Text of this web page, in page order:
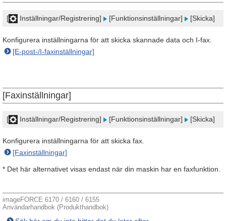
[ Inställningar/Registrering] [Funktionsinställningar] [Skicka]
Konfigurera inställningarna för att skicka skannade data och I-fax.
[E-post-/I-faxinställningar]
[Faxinställningar]
[ Inställningar/Registrering] [Funktionsinställningar] [Skicka]
Konfigurera inställningarna för att skicka fax.
[Faxinställningar]
* Det här alternativet visas endast när din maskin har en faxfunktion.
imageFORCE 6170 / 6160 / 6155
Användarhandbok (Produkthandbok)